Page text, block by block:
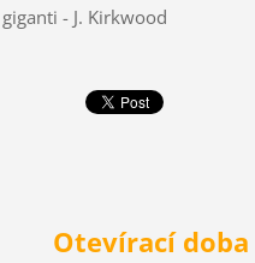
- J. Kirkwood
Otevírací doba